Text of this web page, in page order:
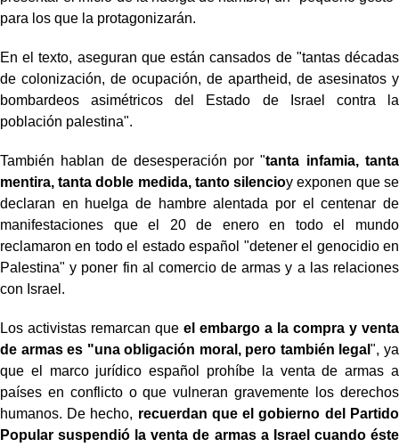
para los que la protagonizarán.
En el texto, aseguran que están cansados de "tantas décadas
de colonización, de ocupación, de apartheid, de asesinatos y
bombardeos asimétricos del Estado de Israel contra la
población palestina".
También hablan de desesperación por "tanta infamia, tanta
mentira, tanta doble medida, tanto silencioy exponen que se
declaran en huelga de hambre alentada por el centenar de
manifestaciones que el 20 de enero en todo el mundo
reclamaron en todo el estado español "detener el genocidio en
Palestina" y poner fin al comercio de armas y a las relaciones
con Israel.
Los activistas remarcan queel embargo a la compra y venta
de armas es "una obligación moral, pero también legal", ya
que el marco jurídico español prohíbe la venta de armas a
países en conflicto o que vulneran gravemente los derechos
humanos. De hecho, recuerdan que el gobierno del Partido
Popular suspendió la venta de armas a Israel cuando éste